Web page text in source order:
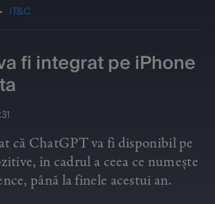
IT&C
fi integrat pe iPhone
că ChatGPT va fi disponibil pe
în cadrul a ceea ce numește
până la finele acestui an.